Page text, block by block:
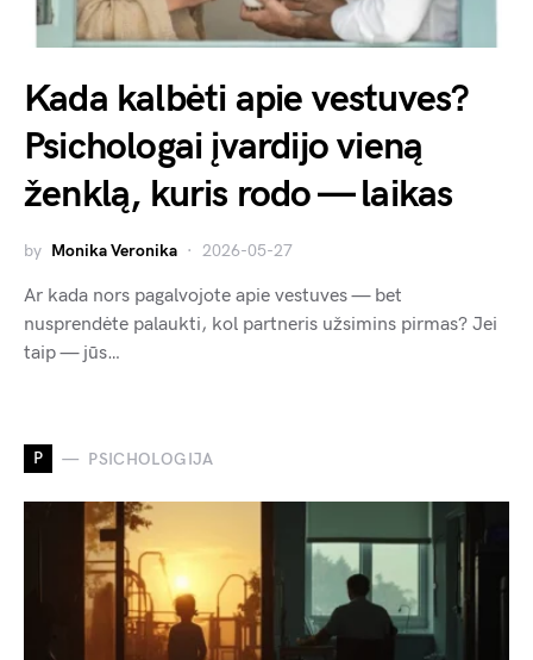
Kada kalbėti apie vestuves?
Psichologai įvardijo vieną
ženklą, kuris rodo — laikas
by Monika Veronika 2026-05-27
Ar kada nors pagalvojote apie vestuves — bet
nusprendėte palaukti, kol partneris užsimins pirmas? Jei
taip — jūs…
P PSICHOLOGIJA